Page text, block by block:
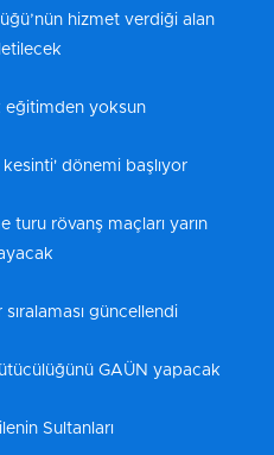
hizmet verdiği alan
eğitimden yoksun
dönemi başlıyor
turu rövanş maçları yarın
güncellendi
GAÜN yapacak
Sultanları